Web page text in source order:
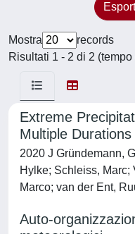
Mostra
records
Risultati 1 - 2 di 2
Extreme
Multiple
2020 J Gründemann,
Hylke; Schleiss, Marc;
Marco; van der Ent,
Auto-